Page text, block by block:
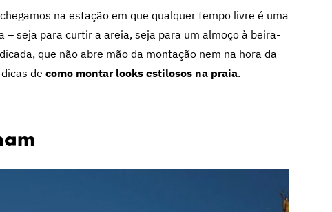
na estação em que qualquer tempo livre é uma
– seja para curtir a areia, seja para um almoço à beira-
que não abre mão da montação nem na hora da
de como montar looks estilosos na praia.